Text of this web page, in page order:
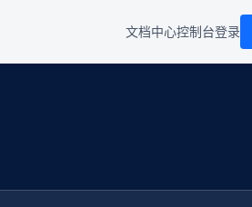
文档中心控制台登录